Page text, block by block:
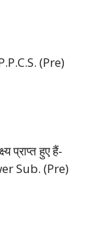
(Pre)
प्राप्त हुए हैं-
Sub. (Pre)